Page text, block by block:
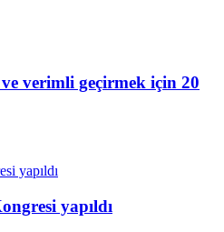
verimli geçirmek için 20
yapıldı